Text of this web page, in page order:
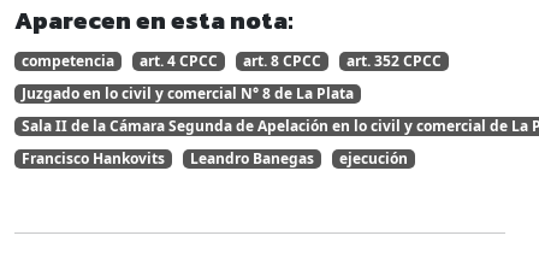
Aparecen en esta nota:
competencia art. 4 CPCC art. 8 CPCC
art. 352 CPCC
Juzgado en lo civil y comercial N° 8 de La Plata
Sala II de la Cámara Segunda de Apelación en lo civil y comercial de La
Francisco Hankovits
Leandro Banegas ejecución